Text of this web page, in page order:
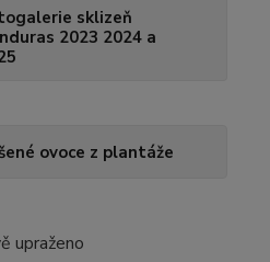
sklizeň
2023 2024 a
ovoce z plantáže
upraženo